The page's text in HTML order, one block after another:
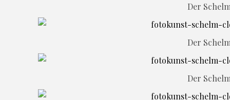
Der
Der
Der